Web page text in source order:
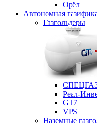
Орёл
Автономная
Газгольдеры
Реал-
GT7
VPS
Наземные